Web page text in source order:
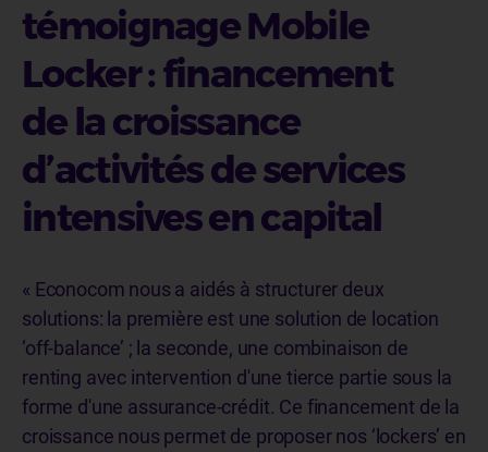
témoignage Mobile
Locker : financement
de la croissance
d’activités de services
intensives en capital
« Econocom nous a aidés à structurer deux
solutions: la première est une solution de location
‘off-balance’ ; la seconde, une combinaison de
renting avec intervention d'une tierce partie sous la
forme d'une assurance-crédit. Ce financement de la
croissance nous permet de proposer nos ‘lockers’ en